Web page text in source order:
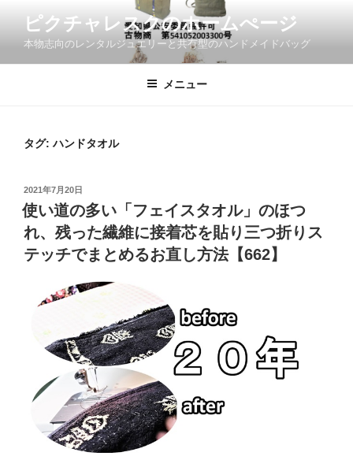
ン
ピクチャレスクのホームぺージ
本物志向のレンタルジュエリーと共有型のハンドメイドバッグ
メニュー
タグ:ハンドタオル
投
稿
日:
2021年7月20日
使い道の多い「フェイスタオル」のほつ
れ、残った繊維に接着芯を貼り三つ折りス
テッチでまとめるお直し方法【662】